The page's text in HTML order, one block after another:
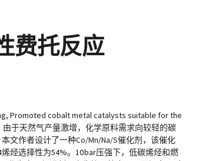
费托反应
Promoted cobalt metal catalysts suitable for the
由于天然气产量激增，化学原料需求向较轻的碳
文作者设计了一种Co/Mn/Na/S催化剂，该催化
烃选择性为54%。10 bar压强下，低碳烯烃和燃